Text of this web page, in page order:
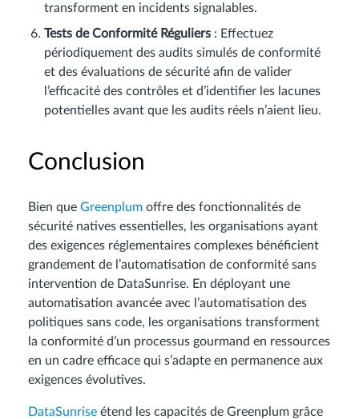
transforment en incidents signalables.
Tests de Conformité Réguliers : Effectuez
périodiquement des audits simulés de conformité
et des évaluations de sécurité afin de valider
l’efficacité des contrôles et d’identifier les lacunes
potentielles avant que les audits réels n’aient lieu.
Conclusion
Bien que Greenplum offre des fonctionnalités de
sécurité natives essentielles, les organisations ayant
des exigences réglementaires complexes bénéficient
grandement de l’automatisation de conformité sans
intervention de DataSunrise. En déployant une
automatisation avancée avec l’automatisation des
politiques sans code, les organisations transforment
la conformité d’un processus gourmand en ressources
en un cadre efficace qui s’adapte en permanence aux
exigences évolutives.
DataSunrise étend les capacités de Greenplum grâce